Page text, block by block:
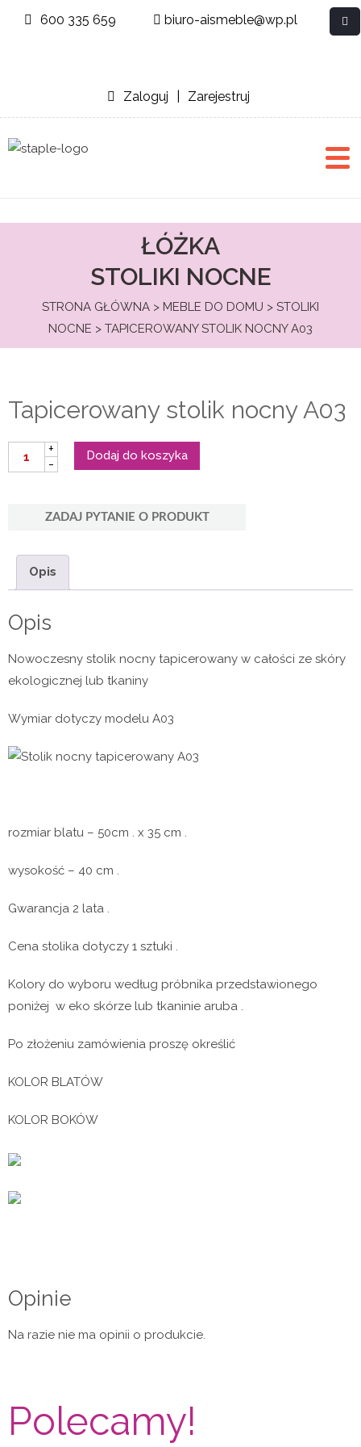
600 335 659 biuro-aismeble@wp.pl
Zaloguj Zarejestruj
ŁÓŻKA
STOLIKI NOCNE
STRONA GŁÓWNA > MEBLE DO DOMU > STOLIKI
NOCNE > TAPICEROWANY STOLIK NOCNY A03
Tapicerowany stolik nocny A03
ilość
Tapicerowany
stolik
+
-
Dodaj do koszyka
ZADAJ PYTANIE O PRODUKT
Opis
Opis
Nowoczesny stolik nocny tapicerowany w całości ze skóry
ekologicznej lub tkaniny
Wymiar dotyczy modelu A03
rozmiar blatu – 50cm . x 35 cm .
wysokość – 40 cm .
Gwarancja 2 lata .
Cena stolika dotyczy 1 sztuki .
Kolory do wyboru według próbnika przedstawionego
poniżej w eko skórze lub tkaninie aruba .
Po złożeniu zamówienia proszę określić
KOLOR BLATÓW
KOLOR BOKÓW
Opinie
Na razie nie ma opinii o produkcie.
Polecamy!